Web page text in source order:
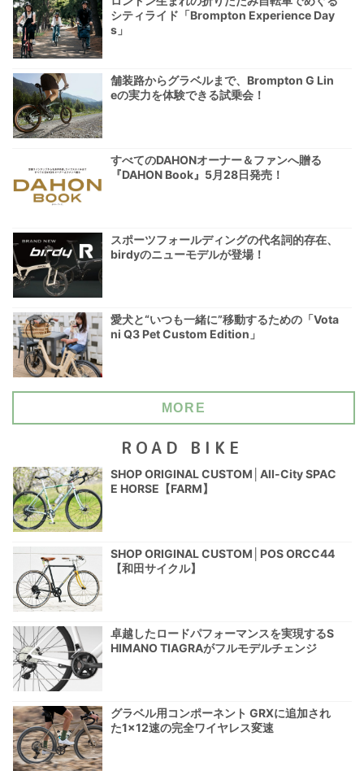
シティライド「Brompton Experience Day
s」
舗装路からグラベルまで、Brompton G Lin
eの実力を体験できる試乗会！
すべてのDAHONオーナー＆ファンへ贈る
『DAHON Book』5月28日発売！
スポーツフォールディングの代名詞的存在、
birdyのニューモデルが登場！
愛犬と“いつも一緒に”移動するための「Vota
ni Q3 Pet Custom Edition」
MORE
ROAD BIKE
SHOP ORIGINAL CUSTOM│All-City SPAC
E HORSE【FARM】
SHOP ORIGINAL CUSTOM│POS ORCC44
【和田サイクル】
卓越したロードパフォーマンスを実現するS
HIMANO TIAGRAがフルモデルチェンジ
グラベル用コンポーネント GRXに追加され
た1×12速の完全ワイヤレス変速